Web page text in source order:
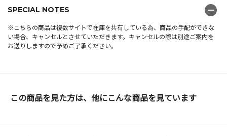
SPECIAL NOTES
※こちらの商品は複数サイトで在庫を共有している為、商品の手配ができな
い場合、キャンセルとさせていただきます。キャンセルの際は別途ご案内を
お送りしますので予めご了承ください。
この商品を見た方は、他にこんな商品を見ています